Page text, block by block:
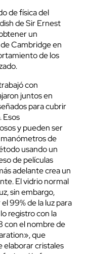
de física del
de Sir Ernest
un
Cambridge en
de los
con
juntos en
para cubrir
Esos
y pueden ser
de
usando un
de películas
adelante crea un
El vidrio normal
sin embargo,
99% de la luz para
registro con la
con el nombre de
que
elaborar cristales